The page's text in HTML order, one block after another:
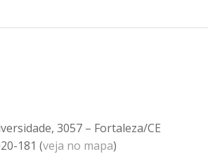
3057 – Fortaleza/CE
181 (veja no mapa)